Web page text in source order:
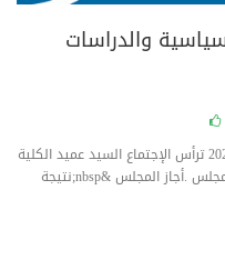
والدراسات
اجتمع مجلس الكلية رقم 2024/1 بتاريخ 2024/8/10 ترأس الإجتماع السيد عميد الكلية
د/ اعتدال محمد أحمد بحضور عدد من أعضاء المجلس .أجاز المجلس &nbsp;نتيجة